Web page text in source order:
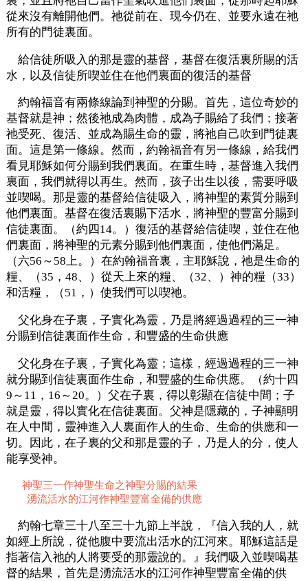
從來沒有離開他們。祂從前在、現今仍在、並要永遠在祂
所有的門徒裏面。
給信徒所吸入的那是靈的基督，基督在復活裏所賜的活
水，以及信徒所喫並住在他們裏面的復活的基督
約翰福音有兩條線論到神聖的分賜。首先，這位奇妙的
基督就是神；然後祂成為肉體，成為子賜給了我們；接著
祂受死、復活、並成為賜生命的靈，將祂自己吹到門徒裏
面。這是第一條線。然而，約翰福音有另一條線，給我們
看見耶穌如何分賜到我們裏面。在重生時，基督進入我們
裏面，我們就得以再生。然而，孩子出生以後，需要呼吸
並喫喝。那是靈的基督給信徒吸入，將神聖的素質分賜到
他們裏面。基督在復活裏賜下活水，將神聖的豐富分賜到
信徒裏面。（約四14。）復活的基督給信徒喫，並住在他
們裏面，將神聖的元素分賜到他們裏面，使他們滿足。
（六56～58上。）在約翰福音裏，主耶穌說，祂是生命的
糧、（35，48、）從天上來的糧、（32、）神的糧（33）
和活糧，（51，）使我們可以喫祂。
父化身在子裏，子實化為靈，乃是將經過過程的三一神
分賜到信徒裏面作生命，和豐盛的生命供應
父化身在子裏，子實化為靈；這樣，經過過程的三一神
就分賜到信徒裏面作生命，和豐盛的生命供應。（約十四
9～11，16～20。）父在子裏，得以彰顯在信徒中間；子
就是靈，得以實化在信徒裏面。父神是隱藏的，子神顯明
在人中間，靈神進入人裏面作人的生命、生命的供應和一
切。因此，在子裏的父和那是靈的子，乃是人的分，使人
能享受神。
神聖三一作神聖生命之神聖分賜的結果
湧流活水的江河作神聖豐富全備的供應
約翰七章三十八至三十九節上半說，『信入我的人，就
如經上所說，從他腹中要流出活水的江河來。耶穌這話是
指著信入祂的人將要受的那靈說的。』我們吸入並喫喝基
督的結果，首先是湧流活水的江河作神聖豐富全備的供